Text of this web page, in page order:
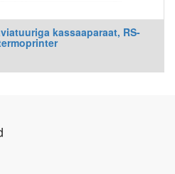
kassaaparaat, RS-